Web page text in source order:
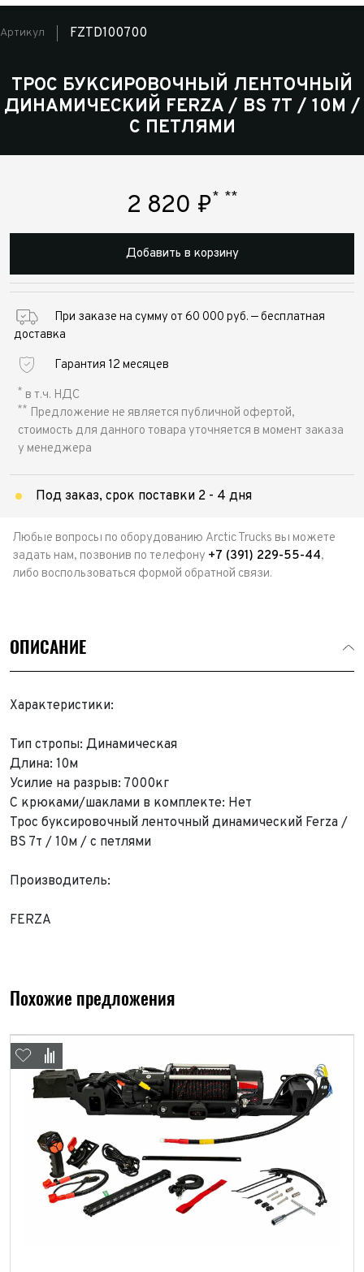
Артикул FZTD100700
ТРОС БУКСИРОВОЧНЫЙ ЛЕНТОЧНЫЙ
ДИНАМИЧЕСКИЙ FERZA / BS 7Т / 10М /
С ПЕТЛЯМИ
2 820 ₽* **
Добавить в корзину
При заказе на сумму от 60 000 руб. — бесплатная
доставка
Гарантия 12 месяцев
* в т.ч. НДС
** Предложение не является публичной офертой,
стоимость для данного товара уточняется в момент заказа
у менеджера
Под заказ, срок поставки 2 - 4 дня
Любые вопросы по оборудованию Arctic Trucks вы можете
задать нам, позвонив по телефону +7 (391) 229-55-44,
либо воспользоваться формой обратной связи.
ОПИСАНИЕ
Характеристики:
Тип стропы: Динамическая
Длина: 10м
Усилие на разрыв: 7000кг
С крюками/шаклами в комплекте: Нет
Трос буксировочный ленточный динамический Ferza /
BS 7т / 10м / с петлями
Производитель:
FERZA
Похожие предложения
Выкуп авто